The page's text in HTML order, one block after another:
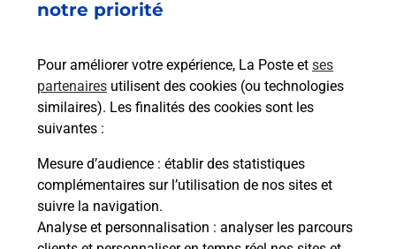
notre priorité
Pour améliorer votre expérience, La Poste et ses
partenaires utilisent des cookies (ou technologies
similaires). Les finalités des cookies sont les
suivantes :
Mesure d’audience : établir des statistiques
complémentaires sur l’utilisation de nos sites et
suivre la navigation.
Analyse et personnalisation : analyser les parcours
Comment retourner un colis acheté
Comment envoyer un colis ou faire un
retour chez un e-commerçant sans se